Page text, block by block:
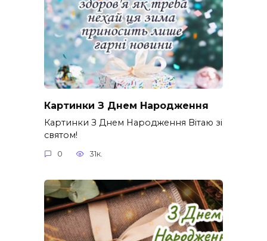
Картинки З Днем Народження
Картинки З Днем Народження Вітаю зі
святом!
0 31к.